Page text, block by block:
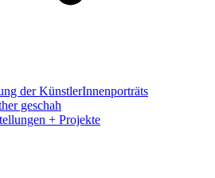
der KünstlerInnenporträts
geschah
+ Projekte